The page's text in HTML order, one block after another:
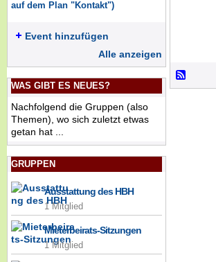
auf dem Plan "Kontakt")
Event hinzufügen
Alle anzeigen
WAS GIBT ES NEUES?
Nachfolgend die Gruppen (also
Themen), wo sich zuletzt etwas
getan hat ...
GRUPPEN
Ausstattung des HBH
1 Mitglied
Mieterbeirats-Sitzungen
1 Mitglied